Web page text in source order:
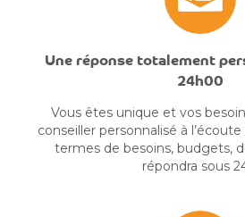
Une réponse totalement
24h00
Vous êtes unique et vos
conseiller personnalisé à
termes de besoins, budgets,
répondra sous